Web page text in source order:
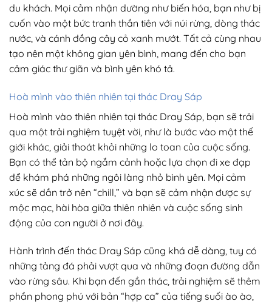
du khách. Mọi cảm nhận dường như biến hóa, bạn như bị
cuốn vào một bức tranh thần tiên với núi rừng, dòng thác
nước, và cánh đồng cây cỏ xanh mướt. Tất cả cùng nhau
tạo nên một không gian yên bình, mang đến cho bạn
cảm giác thư giãn và bình yên khó tả.
Hoà mình vào thiên nhiên tại thác Dray Sáp
Hoà mình vào thiên nhiên tại thác Dray Sáp, bạn sẽ trải
qua một trải nghiệm tuyệt vời, như là bước vào một thế
giới khác, giải thoát khỏi những lo toan của cuộc sống.
Bạn có thể tản bộ ngắm cảnh hoặc lựa chọn đi xe đạp
để khám phá những ngôi làng nhỏ bình yên. Mọi cảm
xúc sẽ dần trở nên “chill,” và bạn sẽ cảm nhận được sự
mộc mạc, hài hòa giữa thiên nhiên và cuộc sống sinh
động của con người ở nơi đây.
Hành trình đến thác Dray Sáp cũng khá dễ dàng, tuy có
những tảng đá phải vượt qua và những đoạn đường dẫn
vào rừng sâu. Khi bạn đến gần thác, trải nghiệm sẽ thêm
phần phong phú với bản “hợp ca” của tiếng suối ào ào,